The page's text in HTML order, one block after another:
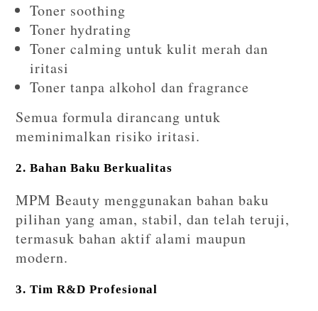
Toner soothing
Toner hydrating
Toner calming untuk kulit merah dan
iritasi
Toner tanpa alkohol dan fragrance
Semua formula dirancang untuk
meminimalkan risiko iritasi.
2. Bahan Baku Berkualitas
MPM Beauty menggunakan bahan baku
pilihan yang aman, stabil, dan telah teruji,
termasuk bahan aktif alami maupun
modern.
3. Tim R&D Profesional